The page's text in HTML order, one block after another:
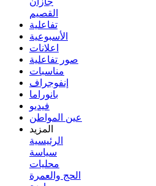
القصيم
تفاعلية
الأسبوعية
اعلانات
صور تفاعلية
مناسبات
إنفوجراف
بانوراما
فيديو
عين المواطن
المزيد
الرئيسية
سياسة
محليات
الحج والعمرة